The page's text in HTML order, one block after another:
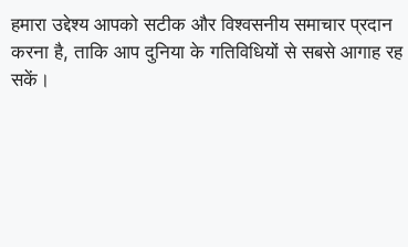
हमारा उद्देश्य आपको सटीक और विश्वसनीय समाचार प्रदान
करना है, ताकि आप दुनिया के गतिविधियों से सबसे आगाह रह
सकें।